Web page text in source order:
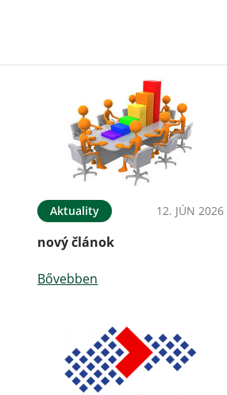
Aktuality 12. JÚN 2026
nový článok
Bővebben